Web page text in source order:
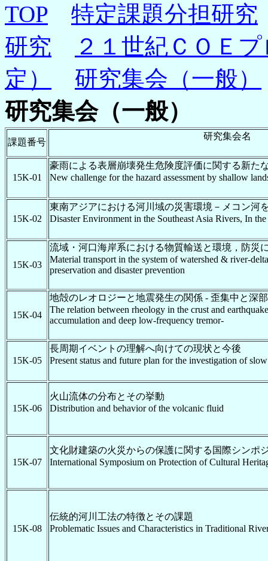
TOP
特定課題分担研究
研究
２１世紀ＣＯＥ
定）
研究集会（一般）
研究集会（一般）
課題番号
研究集会名
15K-01
豪雨による表層崩壊発生危険度評価に関する新た
New challenge for the hazard assessment by shallow
15K-02
東南アジアにおける河川域の災害環境－メコン河
Disaster Environment in the Southeast Asia Rivers, In
15K-03
流域・河口海岸系における物質輸送と環境，防災
Material transport in the system of watershed & river-
preservation and disaster prevention
15K-04
地殻のレオロジーと地震発生の関係 - 歪集中と深
The relation between rheology in the crust and
accumulation and deep low-frequency tremor-
15K-05
長周期イベントの理解へ向けての現状と今後
Present status and future plan for the investigation of
15K-06
火山流体の分布とその挙動
Distribution and behavior of the volcanic fluid
15K-07
文化財建築の火災からの保護に関する国際シンポ
International Symposium on Protection of Cultural
15K-08
伝統的河川工法の特徴とその課題
Problematic Issues and Characteristics in Traditional